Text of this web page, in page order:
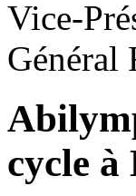
Vice-
Général
cycle